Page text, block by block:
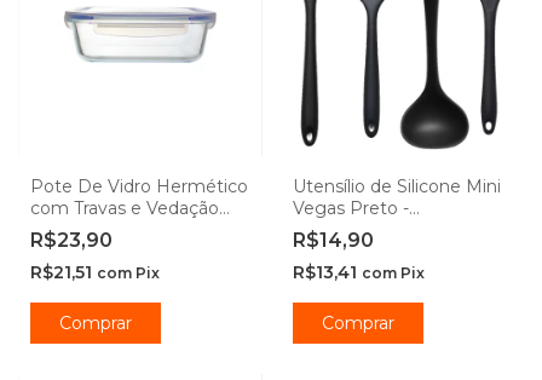
Pote De Vidro Hermético
com Travas e Vedação
Azul - Casambiente
R$23,90
R$21,51 com Pix
Comprar
Utensílio de Silicone Mini
Vegas Preto -
Casambiente
R$14,90
R$13,41 com Pix
Comprar